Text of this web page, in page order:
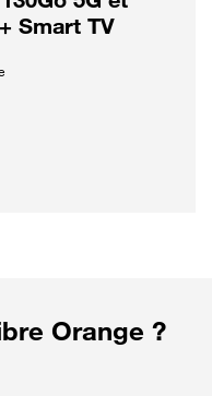
Smart TV
Orange ?